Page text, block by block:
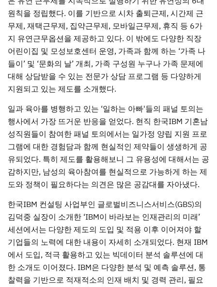
원칙을 정립했다. 이를 기반으로 시차 출퇴근제, 시간제 근
무제, 재택근무제, 집약근무제, 모바일근무제, 휴직 등 6가
지 유연근무옵션을 제공하고 있다. 이 밖에도 다양한 직장
어린이집 및 모성보호센터 운영, 가족과 함께 하는 ‘가족 나
들이’ 및 ‘문화의 날’ 개최, 가족 구성원 누구나 가족 문제에
대해 상담받을 수 있는 전문가 상담 프로그램 등 다양하게
지원되고 있는 제도를 소개했다.
일과 육아를 병행하고 있는 ‘일하는 아빠'들의 패널 토의는
행사에서 가장 뜨거운 반응을 얻었다. 현직 한국IBM 기혼남
성직원들이 참여한 패널 토의에서는 일가정 양립 지원 프로
그램에 대한 경험담과 함께 현실적인 제약들이 생생하게 공
유되었다. 특히 제도를 활용해보니 그 유용성에 대해서는 공
감하지만, 남성의 육아참여를 현실적으로 가능하게 하는 제
도와 정책이 필요하다는 의견은 많은 공감대를 자아냈다.
한국IBM 컨설팅 사업부인 글로벌비즈니스서비스(GBS)의
김덕중 실장이 소개한 ‘IBM이 바라보는 인재관리의 미래’
세션에서는 다양한 제도의 도입 및 적용 이후 이어져야 할
기업들의 노력에 대한 내용이 자세히 소개되었다. 현재 IBM
에서 도입, 적극 활용하고 있는 빅데이터 분석 솔루션에 대
한 소개도 이어졌다. IBM은 다양한 분석 및 예측 솔루션, 통
찰력을 기반으로 적재적소의 인재 배치 및 경력 관리, 필요